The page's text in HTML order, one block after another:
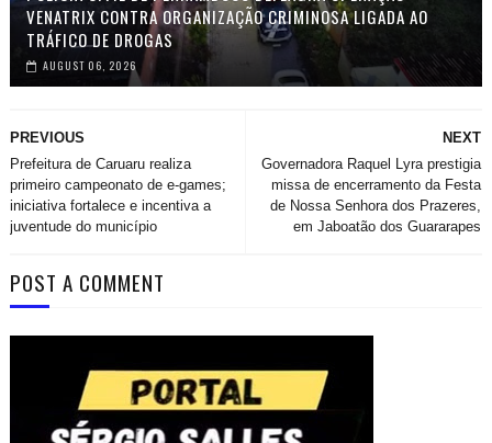
VENATRIX CONTRA ORGANIZAÇÃO CRIMINOSA LIGADA AO
TRÁFICO DE DROGAS
AUGUST 06, 2026
NEXT
Governadora Raquel Lyra prestigia
missa de encerramento da Festa
de Nossa Senhora dos Prazeres,
em Jaboatão dos Guararapes
PREVIOUS
Prefeitura de Caruaru realiza
primeiro campeonato de e-games;
iniciativa fortalece e incentiva a
juventude do município
POST A COMMENT